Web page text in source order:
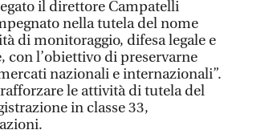
il direttore Campatelli
nella tutela del nome
di monitoraggio, difesa legale e
l’obiettivo di preservarne
nazionali e internazionali”.
le attività di tutela del
in classe 33,